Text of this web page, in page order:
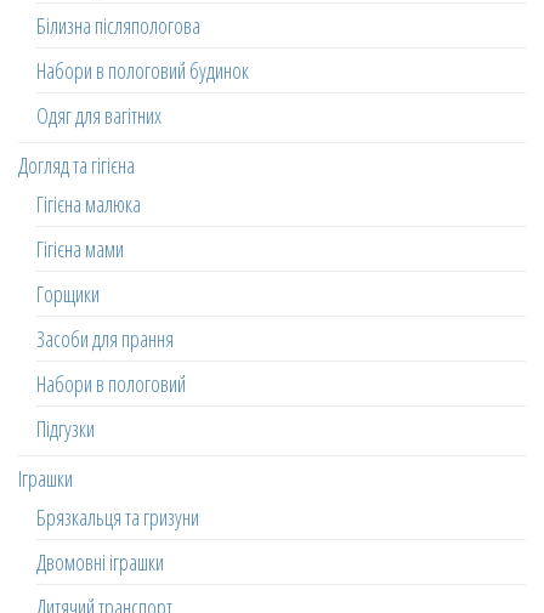
Білизна післяпологова
Набори в пологовий будинок
Одяг для вагітних
Догляд та гігієна
Гігієна малюка
Гігієна мами
Горщики
Засоби для прання
Набори в пологовий
Підгузки
Іграшки
Брязкальця та гризуни
Двомовні іграшки